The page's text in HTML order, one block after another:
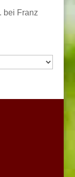
bei Franz